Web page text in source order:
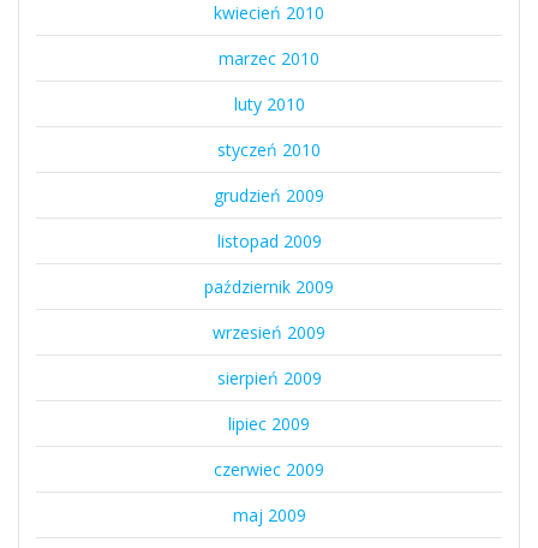
kwiecień 2010
marzec 2010
luty 2010
styczeń 2010
grudzień 2009
listopad 2009
październik 2009
wrzesień 2009
sierpień 2009
lipiec 2009
czerwiec 2009
maj 2009